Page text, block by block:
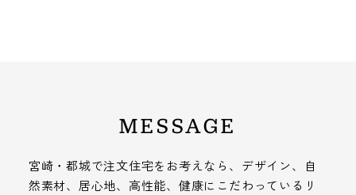
MESSAGE
宮崎・都城で注文住宅をお考えなら、デザイン、自
然素材、居心地、高性能、健康にこだわっているリ